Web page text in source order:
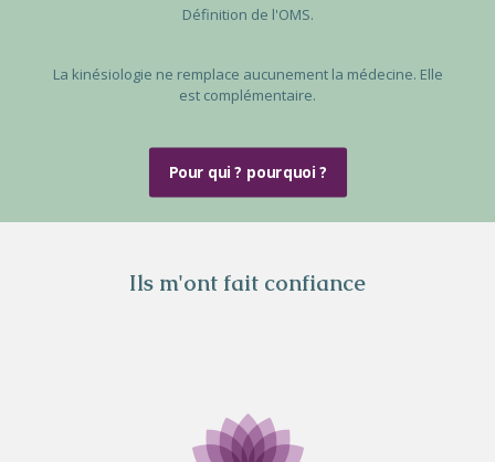
Définition de l'OMS.
La kinésiologie ne remplace aucunement la médecine. Elle
est complémentaire.
Pour qui ? pourquoi ?
Ils m'ont fait confiance